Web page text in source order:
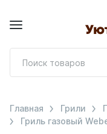
Главная Грили
Гриль газовый